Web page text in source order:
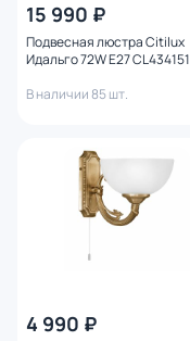
15 990 ₽
Подвесная люстра Citilux
Идальго 72W E27 CL434151
В наличии 85 шт.
4 990 ₽
Форма
Форма плафона